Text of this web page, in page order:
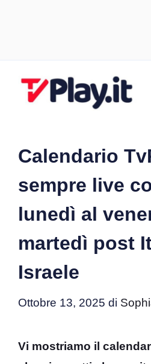
Calendario
sempre live
lunedì al
martedì post
Israele
Ottobre 13, 2025 di
Vi mostriamo il